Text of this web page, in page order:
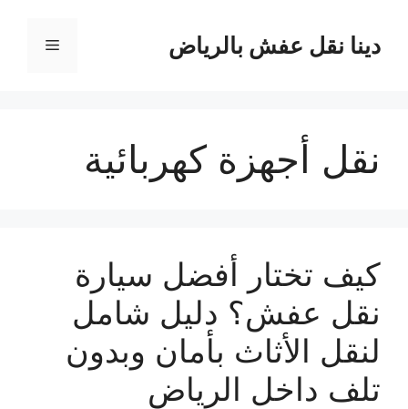
المحتوىدينا نقل عفش بالرياض القائمة
نقل أجهزة كهربائية
كيف تختار أفضل سيارة
نقل عفش؟ دليل شامل
لنقل الأثاث بأمان وبدون
تلف داخل الرياض